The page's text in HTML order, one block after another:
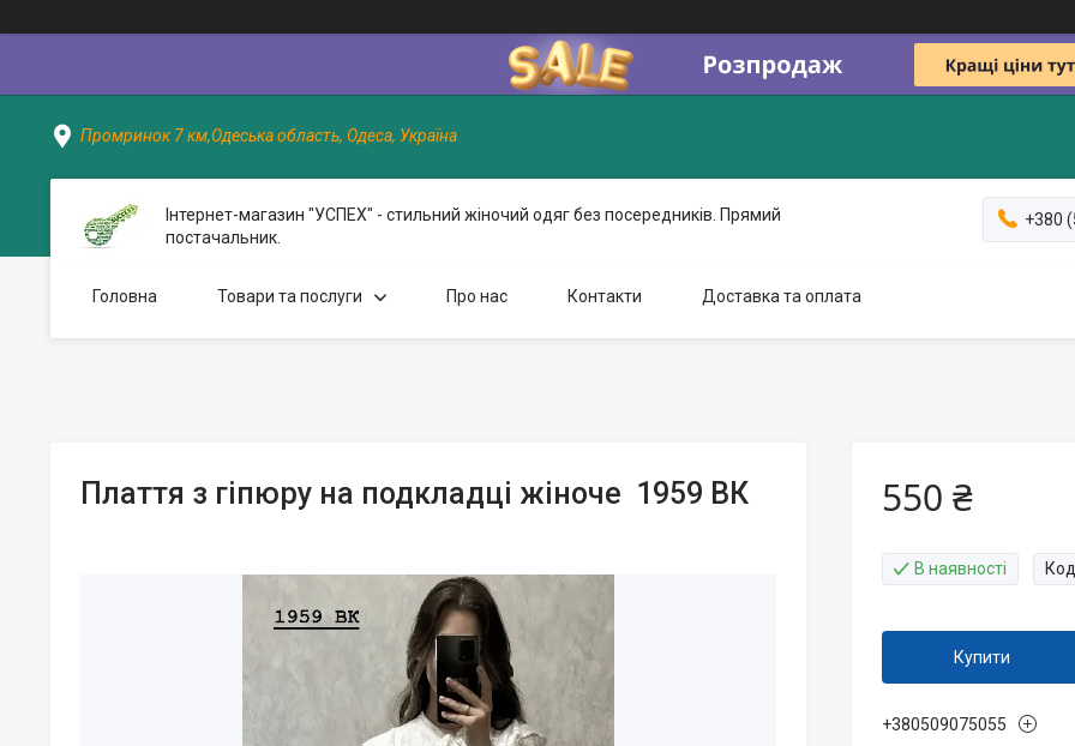
Промринок 7 км,Одеська область, Одеса, Україна
Інтернет-магазин "УСПЕХ" - стильний жіночий одяг без посередників. Прямий
постачальник.
+380
Головна Товари та послуги Про нас Контакти Доставка та оплата
Плаття з гіпюру на подкладці жіноче 1959 ВК 550 ₴
В наявності
Купити
+380509075055